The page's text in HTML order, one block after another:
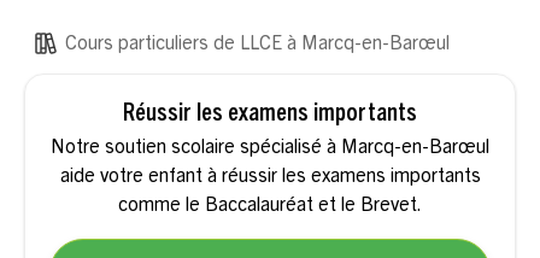
Cours particuliers de LLCE à Marcq-en-Barœul
Réussir les examens importants
Notre soutien scolaire spécialisé à Marcq-en-Barœul
aide votre enfant à réussir les examens importants
comme le Baccalauréat et le Brevet.